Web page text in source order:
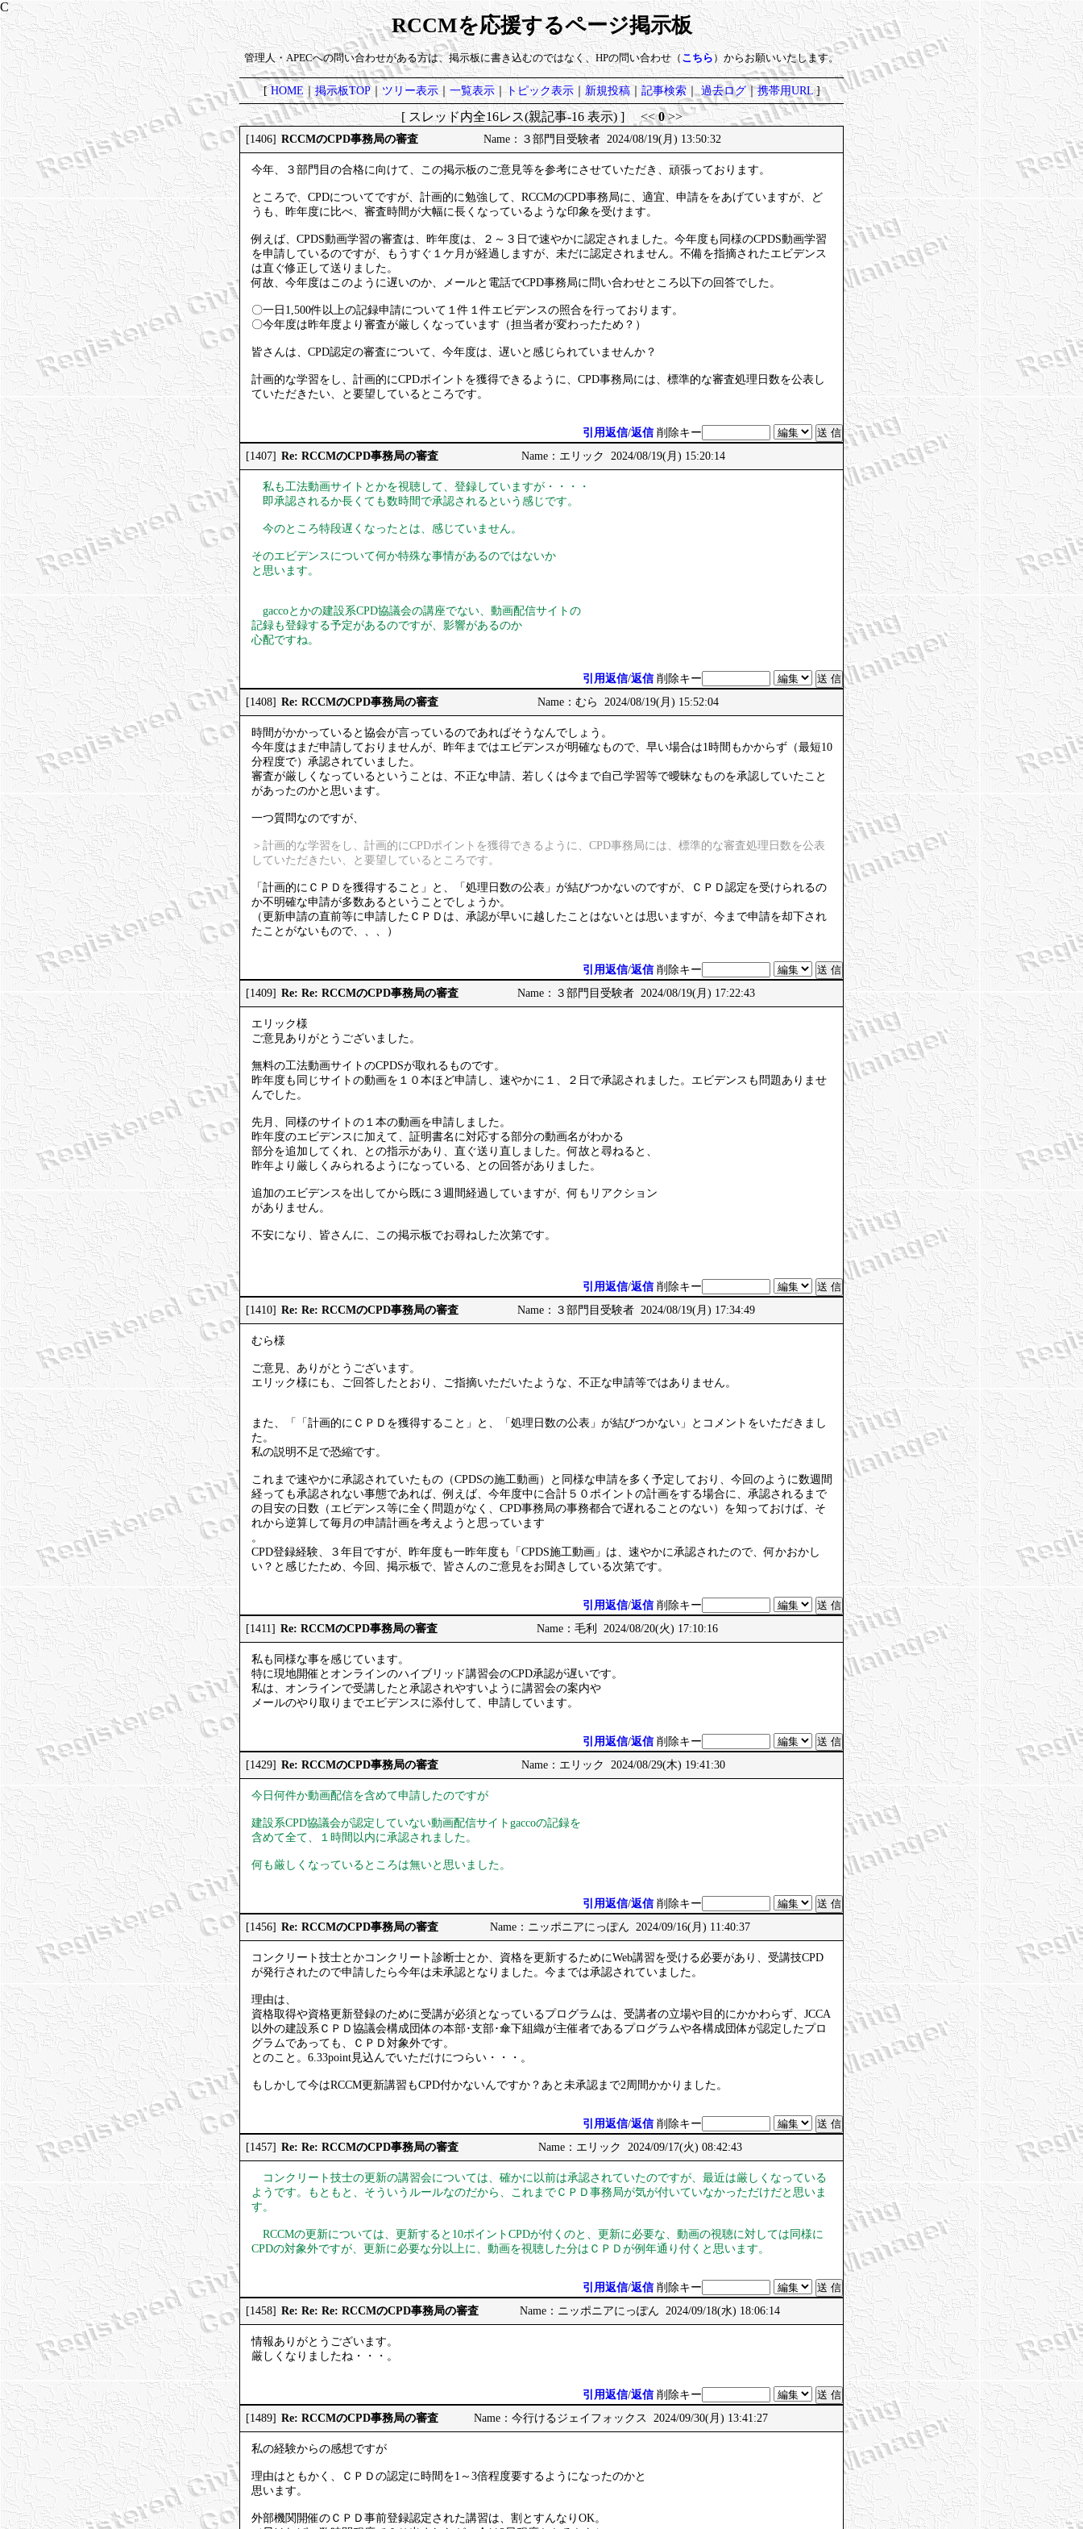
RCCMを応援するページ掲示板
管理人・APECへの問い合わせがある方は、掲示板に書き込むのではなく、HPの問い合わせ（ こちら ）からお願いいたします。
[HOME｜掲示板TOP｜ツリー表示｜ 一覧表示｜トピック表示｜ 新規投稿｜記事検索｜ 過去ログ｜携帯用URL]
[ スレッド内全16レス(親記事-16 表示) ] <<0>>
[1406] RCCMのCPD事務局の審査 Name：３部門目受験者 2024/08/19(月) 13:50:32
今年、３部門目の合格に向けて、この掲示板のご意見等を参考にさせていただき、頑張っております。
ところで、CPDについてですが、計画的に勉強して、RCCMのCPD事務局に、適宜、申請ををあげていますが、ど
うも、昨年度に比べ、審査時間が大幅に長くなっているような印象を受けます。
例えば、CPDS動画学習の審査は、昨年度は、２～３日で速やかに認定されました。今年度も同様のCPDS動画学習
を申請しているのですが、もうすぐ１ケ月が経過しますが、未だに認定されません。不備を指摘されたエビデンス
は直ぐ修正して送りました。
何故、今年度はこのように遅いのか、メールと電話でCPD事務局に問い合わせところ以下の回答でした。
〇一日1,500件以上の記録申請について１件１件エビデンスの照合を行っております。
〇今年度は昨年度より審査が厳しくなっています（担当者が変わったため？）
皆さんは、CPD認定の審査について、今年度は、遅いと感じられていませんか？
計画的な学習をし、計画的にCPDポイントを獲得できるように、CPD事務局には、標準的な審査処理日数を公表し
ていただきたい、と要望しているところです。
引用返信/返信 削除キー
[1407] Re: RCCMのCPD事務局の審査 Name：エリック 2024/08/19(月) 15:20:14
私も工法動画サイトとかを視聴して、登録していますが・・・・
即承認されるか長くても数時間で承認されるという感じです。
今のところ特段遅くなったとは、感じていません。
そのエビデンスについて何か特殊な事情があるのではないか
と思います。
gaccoとかの建設系CPD協議会の講座でない、動画配信サイトの
記録も登録する予定があるのですが、影響があるのか
心配ですね。
引用返信/返信 削除キー
[1408] Re: RCCMのCPD事務局の審査 Name：むら 2024/08/19(月) 15:52:04
時間がかかっていると協会が言っているのであればそうなんでしょう。
今年度はまだ申請しておりませんが、昨年まではエビデンスが明確なもので、早い場合は1時間もかからず（最短10
分程度で）承認されていました。
審査が厳しくなっているということは、不正な申請、若しくは今まで自己学習等で曖昧なものを承認していたこと
があったのかと思います。
一つ質問なのですが、
＞計画的な学習をし、計画的にCPDポイントを獲得できるように、CPD事務局には、標準的な審査処理日数を公表
していただきたい、と要望しているところです。
「計画的にＣＰＤを獲得すること」と、「処理日数の公表」が結びつかないのですが、ＣＰＤ認定を受けられるの
か不明確な申請が多数あるということでしょうか。
（更新申請の直前等に申請したＣＰＤは、承認が早いに越したことはないとは思いますが、今まで申請を却下され
たことがないもので、、、）
引用返信/返信 削除キー
[1409] Re: Re: RCCMのCPD事務局の審査 Name：３部門目受験者 2024/08/19(月) 17:22:43
エリック様
ご意見ありがとうございました。
無料の工法動画サイトのCPDSが取れるものです。
昨年度も同じサイトの動画を１０本ほど申請し、速やかに１、２日で承認されました。エビデンスも問題ありませ
んでした。
先月、同様のサイトの１本の動画を申請しました。
昨年度のエビデンスに加えて、証明書名に対応する部分の動画名がわかる
部分を追加してくれ、との指示があり、直ぐ送り直しました。何故と尋ねると、
昨年より厳しくみられるようになっている、との回答がありました。
追加のエビデンスを出してから既に３週間経過していますが、何もリアクション
がありません。
不安になり、皆さんに、この掲示板でお尋ねした次第です。
引用返信/返信 削除キー
[1410] Re: Re: RCCMのCPD事務局の審査 Name：３部門目受験者 2024/08/19(月) 17:34:49
むら様
ご意見、ありがとうございます。
エリック様にも、ご回答したとおり、ご指摘いただいたような、不正な申請等ではありません。
また、「「計画的にＣＰＤを獲得すること」と、「処理日数の公表」が結びつかない」とコメントをいただきまし
た。
私の説明不足で恐縮です。
これまで速やかに承認されていたもの（CPDSの施工動画）と同様な申請を多く予定しており、今回のように数週間
経っても承認されない事態であれば、例えば、今年度中に合計５０ポイントの計画をする場合に、承認されるまで
の目安の日数（エビデンス等に全く問題がなく、CPD事務局の事務都合で遅れることのない）を知っておけば、そ
れから逆算して毎月の申請計画を考えようと思っています
。
CPD登録経験、３年目ですが、昨年度も一昨年度も「CPDS施工動画」は、速やかに承認されたので、何かおかし
い？と感じたため、今回、掲示板で、皆さんのご意見をお聞きしている次第です。
引用返信/返信 削除キー
[1411] Re: RCCMのCPD事務局の審査 Name：毛利 2024/08/20(火) 17:10:16
私も同様な事を感じています。
特に現地開催とオンラインのハイブリッド講習会のCPD承認が遅いです。
私は、オンラインで受講したと承認されやすいように講習会の案内や
メールのやり取りまでエビデンスに添付して、申請しています。
引用返信/返信 削除キー
[1429] Re: RCCMのCPD事務局の審査 Name：エリック 2024/08/29(木) 19:41:30
今日何件か動画配信を含めて申請したのですが
建設系CPD協議会が認定していない動画配信サイトgaccoの記録を
含めて全て、１時間以内に承認されました。
何も厳しくなっているところは無いと思いました。
引用返信/返信 削除キー
[1456] Re: RCCMのCPD事務局の審査 Name：ニッポニアにっぽん 2024/09/16(月) 11:40:37
コンクリート技士とかコンクリート診断士とか、資格を更新するためにWeb講習を受ける必要があり、受講技CPD
が発行されたので申請したら今年は未承認となりました。今までは承認されていました。
理由は、
資格取得や資格更新登録のために受講が必須となっているプログラムは、受講者の立場や目的にかかわらず、JCCA
以外の建設系ＣＰＤ協議会構成団体の本部･支部･傘下組織が主催者であるプログラムや各構成団体が認定したプロ
グラムであっても、ＣＰＤ対象外です。
とのこと。6.33point見込んでいただけにつらい・・・。
もしかして今はRCCM更新講習もCPD付かないんですか？あと未承認まで2周間かかりました。
引用返信/返信 削除キー
[1457] Re: Re: RCCMのCPD事務局の審査 Name：エリック 2024/09/17(火) 08:42:43
コンクリート技士の更新の講習会については、確かに以前は承認されていたのですが、最近は厳しくなっている
ようです。もともと、そういうルールなのだから、これまでＣＰＤ事務局が気が付いていなかっただけだと思いま
す。
RCCMの更新については、更新すると10ポイントCPDが付くのと、更新に必要な、動画の視聴に対しては同様に
CPDの対象外ですが、更新に必要な分以上に、動画を視聴した分はＣＰＤが例年通り付くと思います。
引用返信/返信 削除キー
[1458] Re: Re: Re: RCCMのCPD事務局の審査 Name：ニッポニアにっぽん 2024/09/18(水) 18:06:14
情報ありがとうございます。
厳しくなりましたね・・・。
引用返信/返信 削除キー
[1489] Re: RCCMのCPD事務局の審査 Name：今行けるジェイフォックス 2024/09/30(月) 13:41:27
私の経験からの感想ですが
理由はともかく、ＣＰＤの認定に時間を1～3倍程度要するようになったのかと
思います。
外部機関開催のＣＰＤ事前登録認定された講習は、割とすんなりOK。